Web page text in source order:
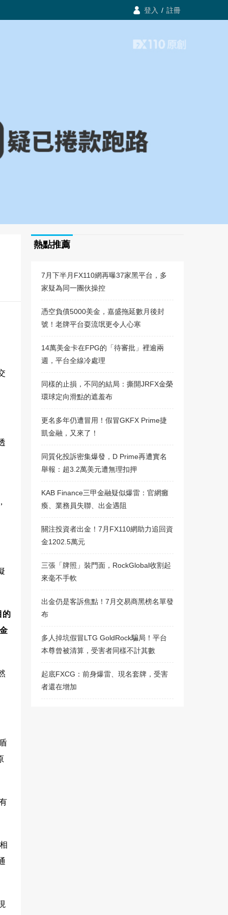
 登入
的
熱點推薦
7月下半月FX110網再曝37家黑平台，多
家疑為同一團伙操控
憑空負債5000美金，嘉盛拖延數月後封
號！老牌平台耍流氓更令人心寒
14萬美金卡在FPG的「待審批」裡逾兩
週，平台全線冷處理
同樣的止損，不同的結局：撕開JRFX金榮
環球定向滑點的遮羞布
更名多年仍遭冒用！假冒GKFX Prime捷
凱金融，又來了！
同質化投訴密集爆發，D Prime再遭實名
舉報：超3.2萬美元遭無理扣押
KAB Finance三甲金融疑似爆雷：官網癱
瘓、業務員失聯、出金遇阻
關注投資者出金！7月FX110網助力追回資
金1202.5萬元
三張「牌照」裝門面，RockGlobal收割起
來毫不手軟
出金仍是客訴焦點！7月交易商黑榜名單發
布
多人掉坑假冒LTG GoldRock騙局！平台
本尊曾被清算，受害者同樣不計其數
起底FXCG：前身爆雷、現名套牌，受害
者還在增加
 登入 / 註冊